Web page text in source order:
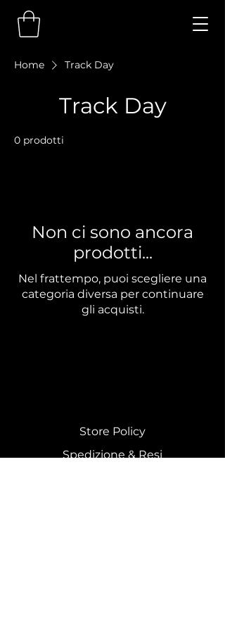
Home Track Day
Track Day
0 prodotti
Non ci sono ancora
prodotti...
Nel frattempo, puoi scegliere una
categoria diversa per continuare
gli acquisti.
Store Policy
Spedizione & Resi